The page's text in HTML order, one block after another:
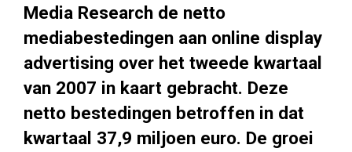
Media Research de netto
mediabestedingen aan online display
advertising over het tweede kwartaal
van 2007 in kaart gebracht. Deze
netto bestedingen betroffen in dat
kwartaal 37,9 miljoen euro. De groei